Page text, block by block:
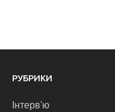
РУБРИКИ
Інтерв'ю